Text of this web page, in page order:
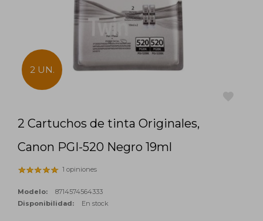
2 UN.
2 Cartuchos de tinta Originales,
Canon PGI-520 Negro 19ml
1 opiniones
Modelo:
8714574564333
Disponibilidad:
En stock